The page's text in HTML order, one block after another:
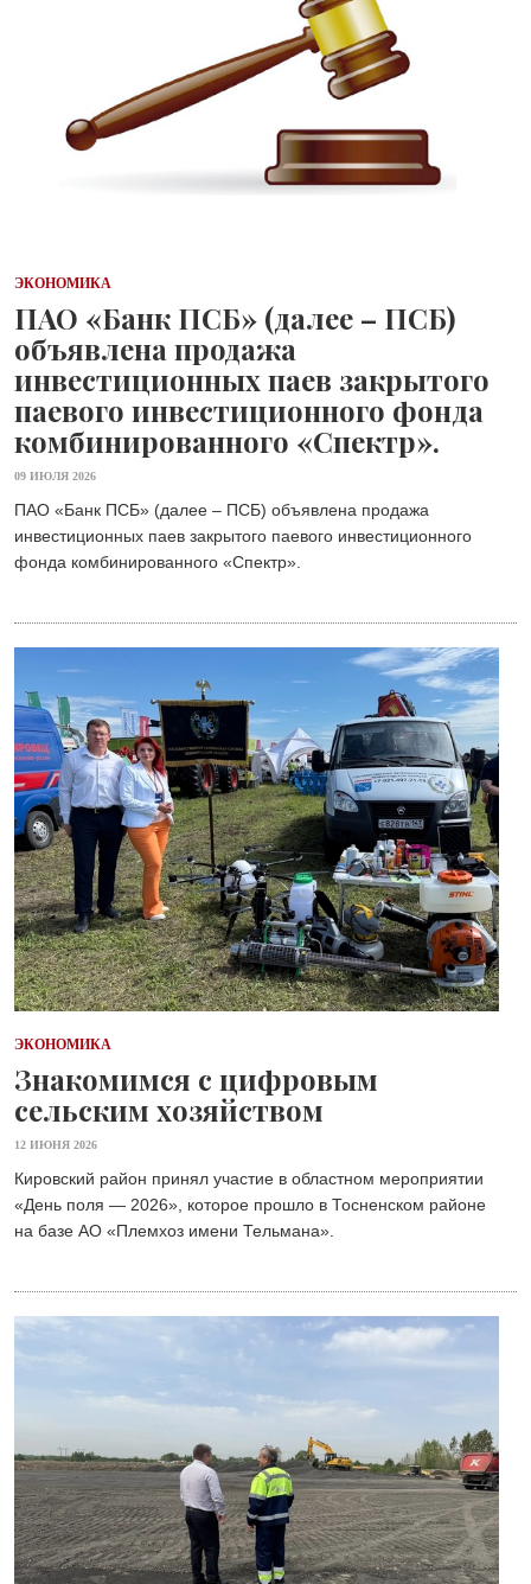
ЭКОНОМИКА
ПАО «Банк ПСБ» (далее – ПСБ)
объявлена продажа
инвестиционных паев закрытого
паевого инвестиционного фонда
комбинированного «Спектр».
09 ИЮЛЯ 2026
ПАО «Банк ПСБ» (далее – ПСБ) объявлена продажа
инвестиционных паев закрытого паевого инвестиционного
фонда комбинированного «Спектр».
ЭКОНОМИКА
Знакомимся с цифровым
сельским хозяйством
12 ИЮНЯ 2026
Кировский район принял участие в областном мероприятии
«День поля — 2026», которое прошло в Тосненском районе
на базе АО «Племхоз имени Тельмана». ⁣⁣⠀⁣⁣⠀